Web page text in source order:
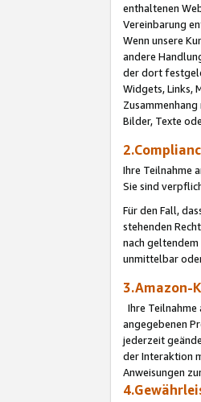
enthaltenen
Vereinbarung
Wenn unsere
andere
der dort
Widgets, Links,
Bilder, Texte
Ihre Teilnahme
Sie sind
Für den Fall,
stehenden
nach
unmittelbar
3.Amazon-
Ihre
angegebenen
jederzeit
der Interaktion
Anweisungen